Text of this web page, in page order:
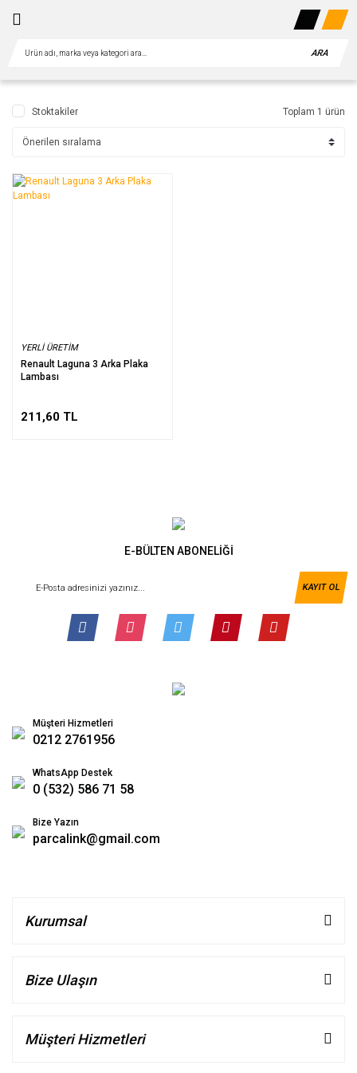
ARA
Stoktakiler Toplam 1 ürün
YERLI ÜRETIM
Renault Laguna 3 Arka Plaka
Lambası
211,60 TL
E-BÜLTEN ABONELİĞİ
KAYIT OL
Müşteri Hizmetleri
0212 2761956
WhatsApp Destek
0 (532) 586 71 58
Bize Yazın
parcalink@gmail.com
Kurumsal
Bize Ulaşın
Müşteri Hizmetleri